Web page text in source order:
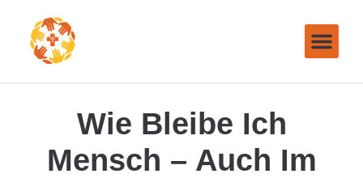
Wie Bleibe Ich
Mensch – Auch Im